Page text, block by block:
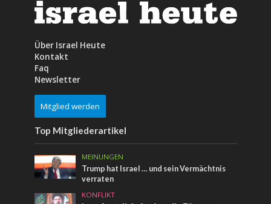
Über Israel Heute
Kontakt
Faq
Newsletter
Mitglied werden
Top Mitgliederartikel
MEINUNGEN
Trump hat Israel … und sein Vermächtnis
verraten
KONFLIKT